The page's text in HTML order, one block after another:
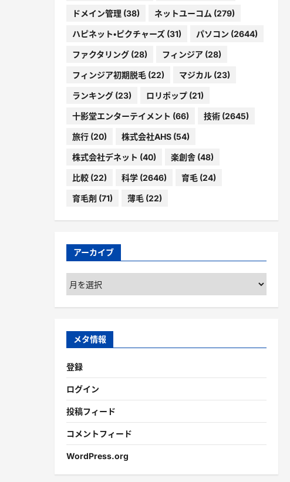
ドメイン管理(38) ネットユーコム (279)
ハピネット・ピクチャーズ(31) パソコン (2644)
ファクタリング(28) フィンジア(28)
フィンジア初期脱毛(22) マジカル(23)
ランキング(23) ロリポップ(21)
十影堂エンターテイメント (66) 技術(2645)
旅行(20) 株式会社AHS(54)
株式会社デネット (40) 楽創舎(48)
比較(22) 科学(2646) 育毛(24)
育毛剤 (71) 薄毛(22)
アーカイブ
ア
ー
カ
ブ
メタ情報
登録
ログイン
投稿フィード
コメントフィード
WordPress.org